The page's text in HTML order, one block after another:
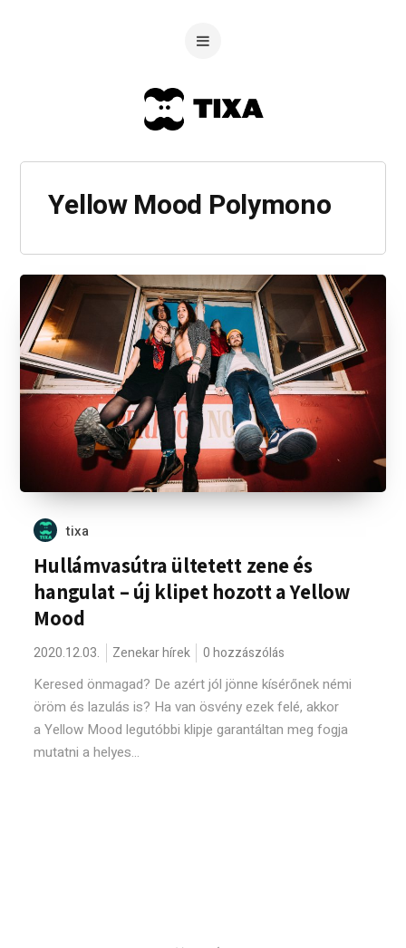
Yellow Mood Polymono
tixa
Hullámvasútra ültetett zene és
hangulat – új klipet hozott a Yellow
Mood
2020.12.03. Zenekar hírek 0 hozzászólás
Keresed önmagad? De azért jól jönne kísérőnek némi
öröm és lazulás is? Ha van ösvény ezek felé, akkor
a Yellow Mood legutóbbi klipje garantáltan meg fogja
mutatni a helyes...